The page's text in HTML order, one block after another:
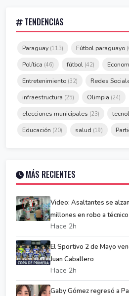
TENDENCIAS
Paraguay (113) Fútbol paraguayo
Política (46) fútbol (42)
Entretenimiento (32) Redes
infraestructura (25) Olimpia (24)
elecciones municipales (23)
Educación (20) salud (19)
MÁS RECIENTES
Video: Asaltantes se
millones en robo a
Hace 2h
El Sportivo 2 de Mayo
Juan Caballero
Hace 2h
Gaby Gómez regresó a